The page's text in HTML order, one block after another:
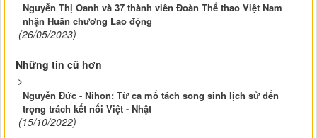
Nguyễn Thị Oanh và 37 thành viên Đoàn Thể thao Việt Nam
nhận Huân chương Lao động
(26/05/2023)
Những tin cũ hơn
Nguyễn Đức - Nihon: Từ ca mổ tách song sinh lịch sử đến
trọng trách kết nối Việt - Nhật
(15/10/2022)